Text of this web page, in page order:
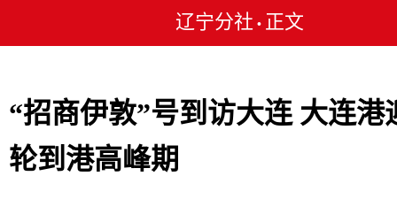
辽宁分社 • 正文
“招商伊敦”号到访大连 大连港
轮到港高峰期